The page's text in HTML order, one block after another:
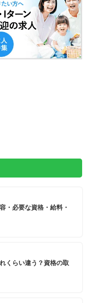
・必要な資格・給料・
くらい違う？資格の取